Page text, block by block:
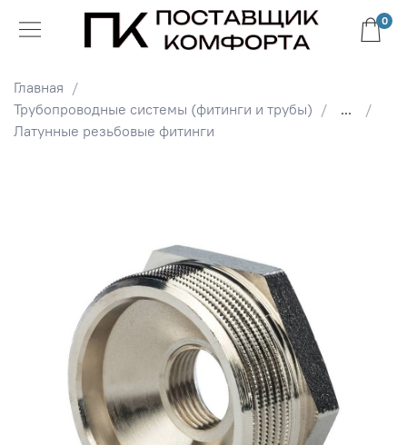
0
Главная
Трубопроводные системы (фитинги и трубы)
...
Латунные резьбовые фитинги